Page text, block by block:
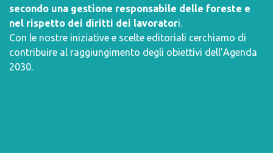
secondo una gestione responsabile delle foreste e
nel rispetto dei diritti dei lavoratori.
Con le nostre iniziative e scelte editoriali cerchiamo di
contribuire al raggiungimento degli obiettivi dell’Agenda
2030.